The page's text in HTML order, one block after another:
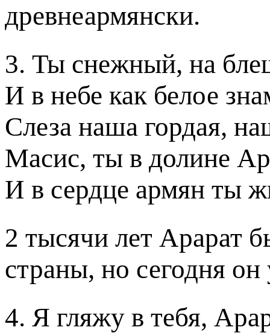
древнеармянски.
3. Ты снежный, на
И в небе как белое
Слеза наша гордая,
Масис, ты в долине
И в сердце армян ты
2 тысячи лет Арарат
страны, но сегодня он
4. Я гляжу в тебя,